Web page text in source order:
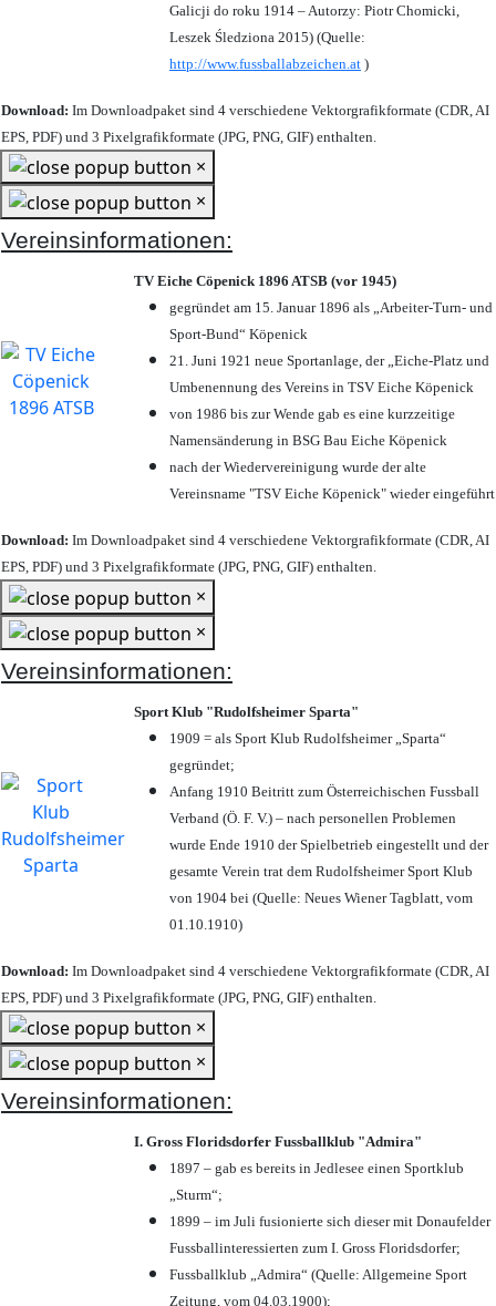
Galicji do roku 1914 – Autorzy: Piotr Chomicki,
Leszek Śledziona 2015) (Quelle:
http://www.fussballabzeichen.at )
Download: Im Downloadpaket sind 4 verschiedene Vektorgrafikformate (CDR, AI
EPS, PDF) und 3 Pixelgrafikformate (JPG, PNG, GIF) enthalten.
×
×
Vereinsinformationen:
TV Eiche Cöpenick 1896 ATSB (vor 1945)
gegründet am 15. Januar 1896 als „Arbeiter-Turn- und
Sport-Bund“ Köpenick
21. Juni 1921 neue Sportanlage, der „Eiche-Platz und
Umbenennung des Vereins in TSV Eiche Köpenick
von 1986 bis zur Wende gab es eine kurzzeitige
Namensänderung in BSG Bau Eiche Köpenick
nach der Wiedervereinigung wurde der alte
Vereinsname "TSV Eiche Köpenick" wieder eingeführt
Download: Im Downloadpaket sind 4 verschiedene Vektorgrafikformate (CDR, AI
EPS, PDF) und 3 Pixelgrafikformate (JPG, PNG, GIF) enthalten.
×
×
Vereinsinformationen:
Sport Klub "Rudolfsheimer Sparta"
1909 = als Sport Klub Rudolfsheimer „Sparta“
gegründet;
Anfang 1910 Beitritt zum Österreichischen Fussball
Verband (Ö. F. V.) – nach personellen Problemen
wurde Ende 1910 der Spielbetrieb eingestellt und der
gesamte Verein trat dem Rudolfsheimer Sport Klub
von 1904 bei (Quelle: Neues Wiener Tagblatt, vom
01.10.1910)
Download: Im Downloadpaket sind 4 verschiedene Vektorgrafikformate (CDR, AI
EPS, PDF) und 3 Pixelgrafikformate (JPG, PNG, GIF) enthalten.
×
×
Vereinsinformationen:
I. Gross Floridsdorfer Fussballklub "Admira"
1897 – gab es bereits in Jedlesee einen Sportklub
„Sturm“;
1899 – im Juli fusionierte sich dieser mit Donaufelder
Fussballinteressierten zum I. Gross Floridsdorfer;
Fussballklub „Admira“ (Quelle: Allgemeine Sport
Zeitung, vom 04.03.1900);